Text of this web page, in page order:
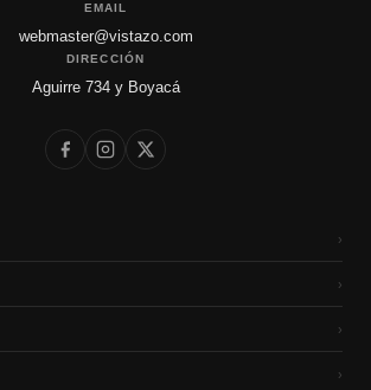
EMAIL
webmaster@vistazo.com
DIRECCIÓN
Aguirre 734 y Boyacá
›
›
›
›